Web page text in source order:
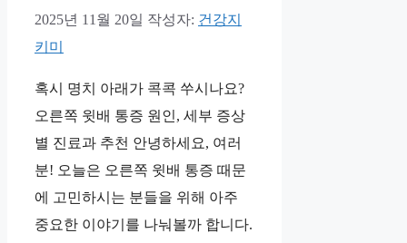
2025년 11월 20일 작성자: 건강지
키미
혹시 명치 아래가 콕콕 쑤시나요?
오른쪽 윗배 통증 원인, 세부 증상
별 진료과 추천 안녕하세요, 여러
분! 오늘은 오른쪽 윗배 통증 때문
에 고민하시는 분들을 위해 아주
중요한 이야기를 나눠볼까 합니다.